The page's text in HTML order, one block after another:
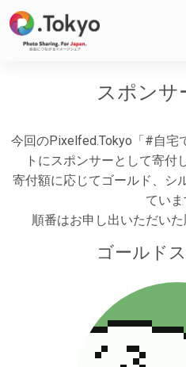
スポンサ
今回のPixelfed.Tokyo「#自宅
トにスポンサーとして寄付
寄付額に応じてゴールド、シ
ていま
順番はお申し出いただいた
ゴールド